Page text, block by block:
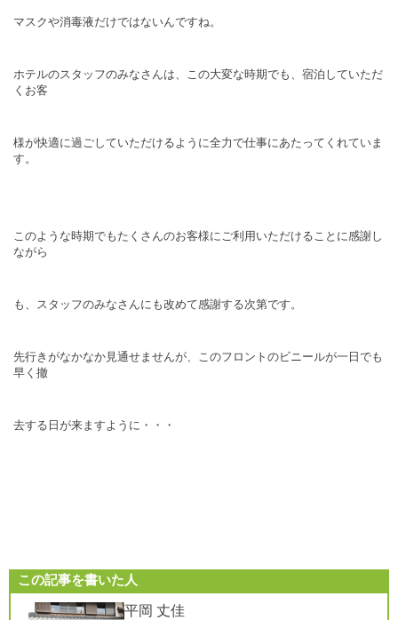
マスクや消毒液だけではないんですね。
ホテルのスタッフのみなさんは、この大変な時期でも、宿泊していただ
くお客
様が快適に過ごしていただけるように全力で仕事にあたってくれていま
す。
このような時期でもたくさんのお客様にご利用いただけることに感謝し
ながら
も、スタッフのみなさんにも改めて感謝する次第です。
先行きがなかなか見通せませんが、このフロントのビニールが一日でも
早く撤
去する日が来ますように・・・
この記事を書いた人
平岡 丈佳